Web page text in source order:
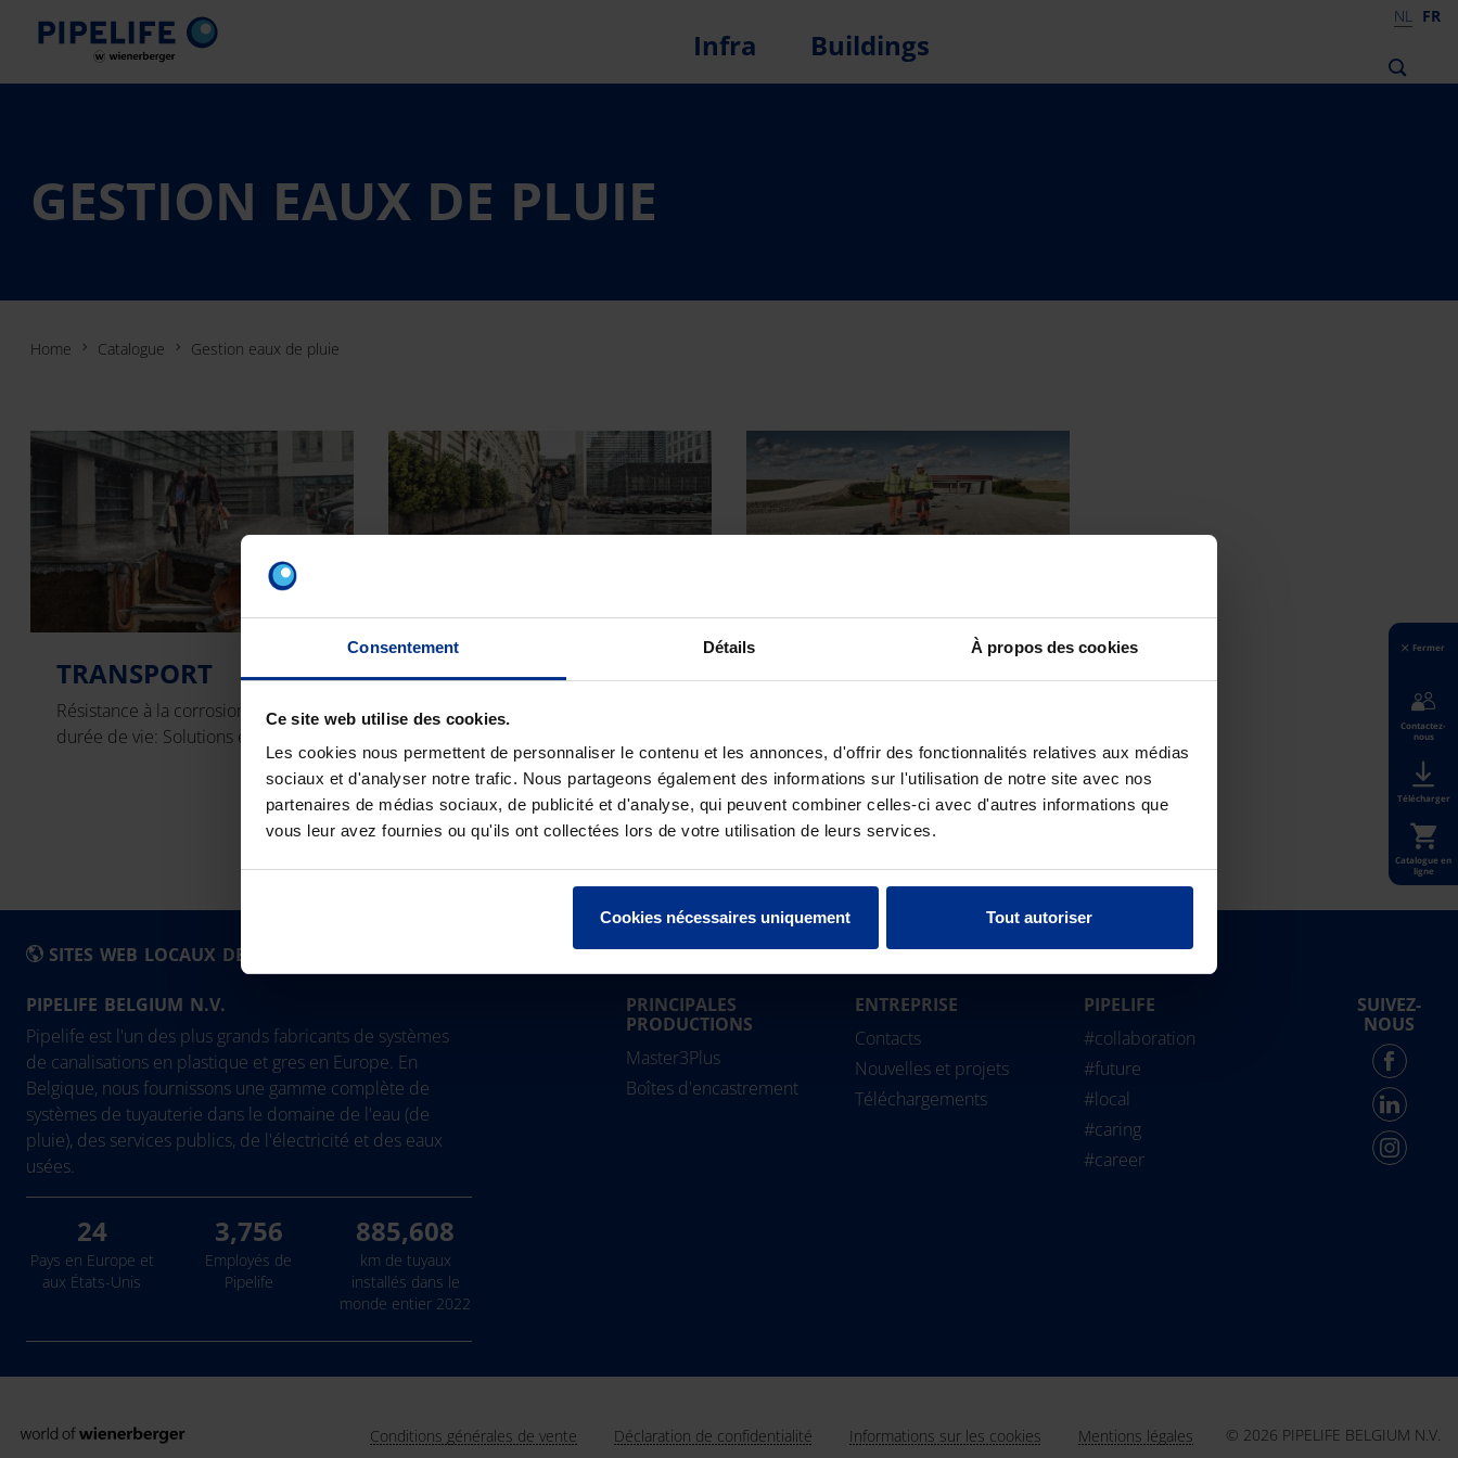
Consentement Détails À propos des cookies
Ce site web utilise des cookies.
Les cookies nous permettent de personnaliser le contenu et les annonces, d'offrir des fonctionnalités relatives aux médias
sociaux et d'analyser notre trafic. Nous partageons également des informations sur l'utilisation de notre site avec nos
partenaires de médias sociaux, de publicité et d'analyse, qui peuvent combiner celles-ci avec d'autres informations que
vous leur avez fournies ou qu'ils ont collectées lors de votre utilisation de leurs services.
Cookies nécessaires uniquement Tout autoriser
Infra Buildings
NL FR
GESTION EAUX DE PLUIE
Home Catalogue Gestion eaux de pluie
TRANSPORT
Résistance à la corrosion et longue
durée de vie: Solutions en PVC.
INFILTRATION &
RÉTENTION
Des volumes importants? Le
système Pragma PP est la solution.
DRAINAGE
Pipelife.
Fermer
Contactez-
nous
Télécharger
Catalogue en
ligne
SITES WEB LOCAUX DE PIPELIFE
België - Nederlands
Belgique - Français
Bosna i Hercegovina
България
Česká Republika
Danmark
Deutschland
Eesti
Hrvatska
Ireland
Latvija
Slovensko
Slovenija
Srbija
SoluForce - English
PIPELIFE BELGIUM N.V.
Pipelife est l'un des plus grands fabricants de systèmes
de canalisations en plastique et gres en Europe. En
Belgique, nous fournissons une gamme complète de
systèmes de tuyauterie dans le domaine de l'eau (de
pluie), des services publics, de l'électricité et des eaux
usées.
24
Pays en Europe et
aux États-Unis
3,756
Employés de
Pipelife
885,608
km de tuyaux
installés dans le
monde entier 2022
PRINCIPALES
PRODUCTIONS
Master3Plus
Boîtes d'encastrement
ENTREPRISE
Contacts
Nouvelles et projets
Téléchargements
PIPELIFE
#collaboration
#future
#local
#caring
#career
SUIVEZ-
NOUS
Conditions générales de vente Déclaration de confidentialité Informations sur les cookies Mentions légales © 2026 PIPELIFE BELGIUM N.V.